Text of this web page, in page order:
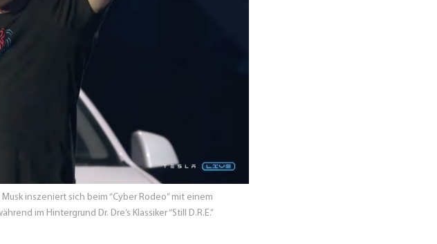
inszeniert sich beim “Cyber Rodeo” mit einem
im Hintergrund Dr. Dre’s Klassiker “Still D.R.E.”